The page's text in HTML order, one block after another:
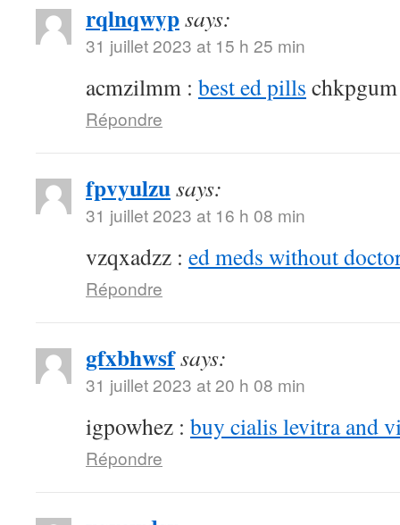
rqlnqwypsays:
31 juillet 2023 at 15 h 25 min
acmzilmm : best ed pills chkpgum
Répondre
fpvyulzusays:
31 juillet 2023 at 16 h 08 min
vzqxadzz : ed meds without
Répondre
gfxbhwsfsays:
31 juillet 2023 at 20 h 08 min
igpowhez : buy cialis levitra and
Répondre